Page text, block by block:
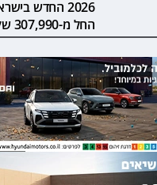
2026 החדש
החל מ-307,990 שקל